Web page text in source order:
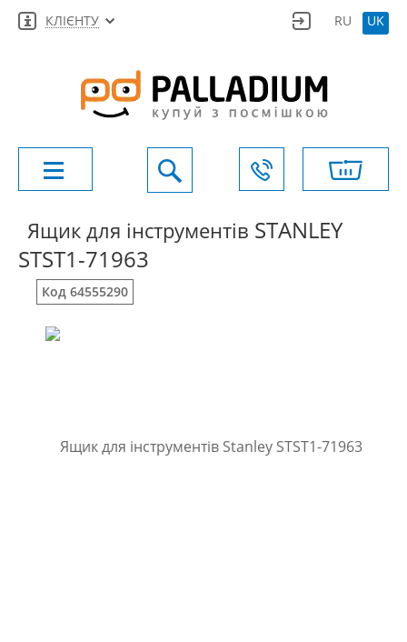
КЛІЄНТУ RU UK
Ящик для інструментів STANLEY
STST1-71963
Код 64555290